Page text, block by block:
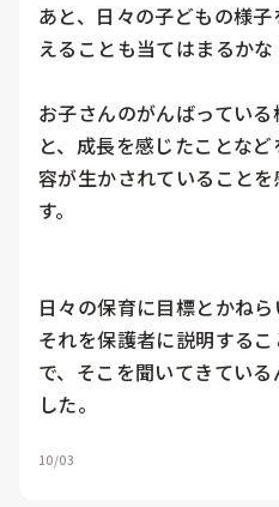
あと、日々の子どもの様
えることも当てはまるかな
お子さんのがんばってい
と、成長を感じたことな
容が生かされていること
す。
日々の保育に目標とかねら
それを保護者に説明する
で、そこを聞いてきてい
した。
10/03